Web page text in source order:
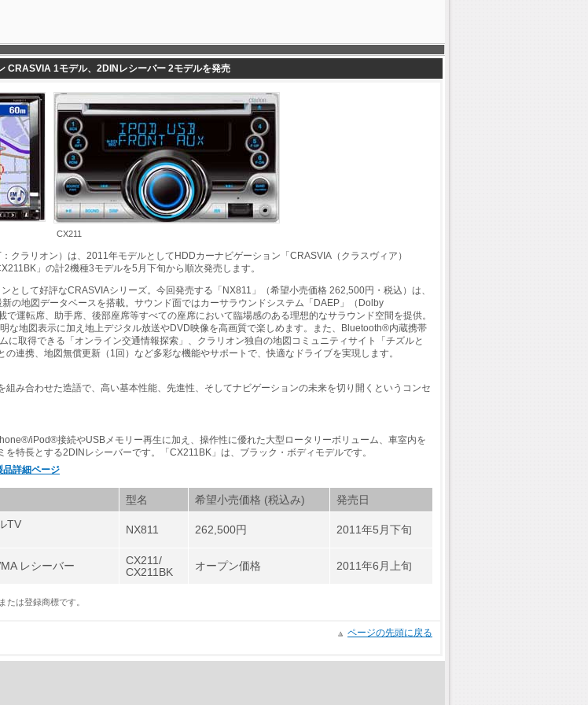
CRASVIA 1モデル、2DINレシーバー 2モデルを発売
CX211
クラリオン）は、2011年モデルとしてHDDカーナビゲーション「CRASVIA（クラスヴィア）
」の計2機種3モデルを5月下旬から順次発売します。
として好評なCRASVIAシリーズ。今回発売する「NX811」（希望小売価格 262,500円・税込）は、
の地図データベースを搭載。サウンド面ではカーサラウンドシステム「DAEP」（Dolby
運転席、助手席、後部座席等すべての座席において臨場感のある理想的なサラウンド空間を提供。
な地図表示に加え地上デジタル放送やDVD映像を高画質で楽しめます。また、Bluetooth®内蔵携帯
に取得できる「オンライン交通情報探索」、クラリオン独自の地図コミュニティサイト「チズルと
連携、地図無償更新（1回）など多彩な機能やサポートで、快適なドライブを実現します。
組み合わせた造語で、高い基本性能、先進性、そしてナビゲーションの未来を切り開くというコンセ
iPod®接続やUSBメモリー再生に加え、操作性に優れた大型ロータリーボリューム、車室内を
特長とする2DINレシーバーです。「CX211BK」は、ブラック・ボディモデルです。
詳細ページ
型名 希望小売価格 (税込み) 発売日
TV
NX811 262,500円 2011年5月下旬
レシーバー
CX211/
CX211BK
オープン価格 2011年6月上旬
たは登録商標です。
ページの先頭に戻る